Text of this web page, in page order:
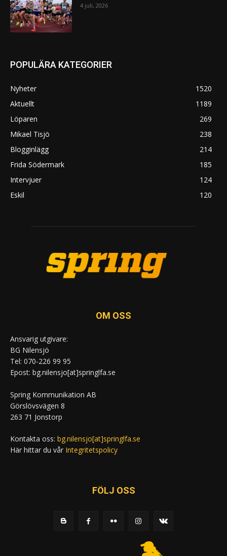
4 juli, 2026
POPULÄRA KATEGORIER
Nyheter
1520
Aktuellt
1189
Löparen
269
Mikael Tisjö
238
Blogginlägg
214
Frida Södermark
185
Intervjuer
124
Eskil
120
OM OSS
Ansvarig utgivare:
BG Nilensjö
Tel: 070-226 99 95
Epost: bg.nilensjo[at]springlfa.se
Spring Kommunikation AB
Görslövsvägen 8
263 71 Jonstorp
Kontakta oss: bg.nilensjo[at]springlfa.se
Här hittar du vår Integritetspolicy
FÖLJ OSS